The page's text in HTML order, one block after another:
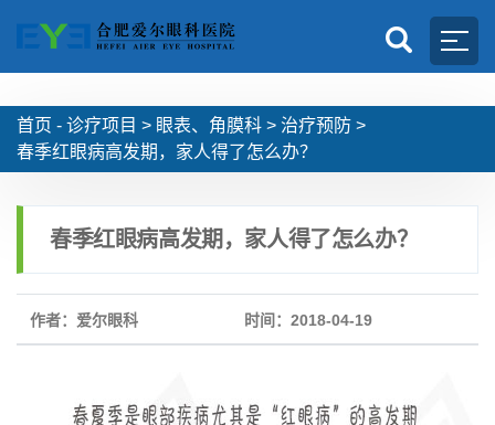
首页 - 诊疗项目 > 眼表、角膜科 > 治疗预防 >
春季红眼病高发期，家人得了怎么办？
春季红眼病高发期，家人得了怎么办？
作者：爱尔眼科 时间：2018-04-19